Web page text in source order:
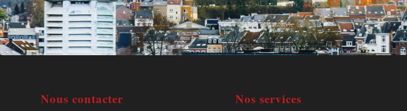
Nous contacter Nos services